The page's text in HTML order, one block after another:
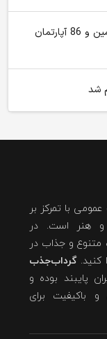
توقیف 86خودروی لوکس، 187 قطعه زمین و 86 آپارتمان
با تمرکز بر
و هنر است. در
متنوع و جذاب در
کنید.گرداب‌جذب
پایبند بوده و
باکیفیت برای